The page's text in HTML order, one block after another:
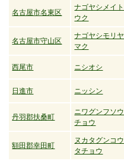
名古屋市名東区
ナゴヤシメイト
ウク
名古屋市守山区
ナゴヤシモリヤ
マク
西尾市 ニシオシ
日進市 ニッシン
丹羽郡扶桑町
ニワグンフソウ
チョウ
額田郡幸田町
ヌカタグンコウ
タチョウ